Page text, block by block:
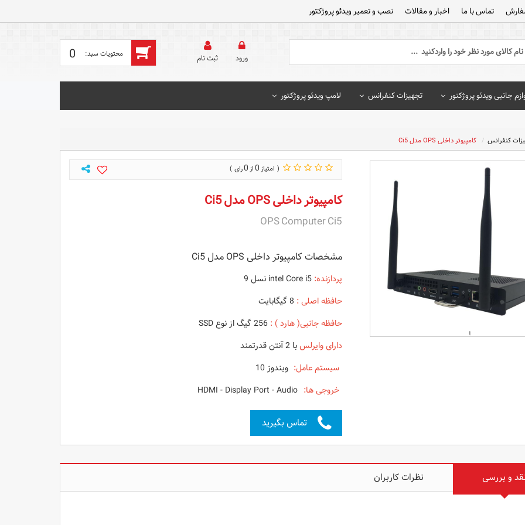
تماس با ما اخبار و مقالات نصب و تعمیر ویدئو پروژکتور
0 ورود ثبت‌ نام
جانبی ویدئو پروژکتور تجهیزات کنفرانس لامپ ویدئو پروژکتور
کنفرانس کامپیوتر داخلی OPS مدل Ci5
0
0
کامپیوتر داخلی OPS مدل Ci5
OPS Computer Ci5
مشخصات کامپیوتر داخلی OPS مدل Ci5
پردازنده: intel Core i5 نسل 9
حافظه اصلی : 8 گیگابایت
حافظه جانبی( هارد ) : 256 گیگ از نوع SSD
دارای وایرلسبا 2 آنتن قدرتمند
سیستم عامل: ویندوز 10
خروجی ها: HDMI - Display Port - Audio
تماس بگیرید
و بررسی نظرات کاربران